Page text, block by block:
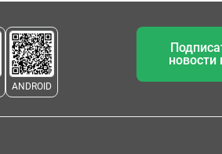
ANDROID
новости